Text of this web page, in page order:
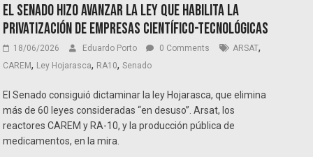
El Senado hizo avanzar la ley que habilita la
privatización de empresas científico-tecnológicas
18/06/2026 Eduardo Porto 0 Comments ARSAT,
CAREM, Ley Hojarasca, RA10,Senado
El Senado consiguió dictaminar la ley Hojarasca, que elimina
más de 60 leyes consideradas “en desuso”. Arsat, los
reactores CAREM y RA-10, y la producción pública de
medicamentos, en la mira.